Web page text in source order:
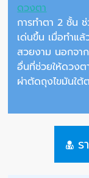
ดวงตา
การทำตา 2 ชั้น
เด่นขึ้น เมื่อทำแล้
สวยงาม นอกจา
อื่นที่ช่วยให้ดวงต
ผ่าตัดถุงไขมันใต้
ร